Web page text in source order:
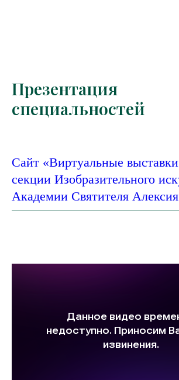
Презентация
специальностей
Сайт «Виртуальные выставки
секции Изобразительного
Академии Святителя Алексия